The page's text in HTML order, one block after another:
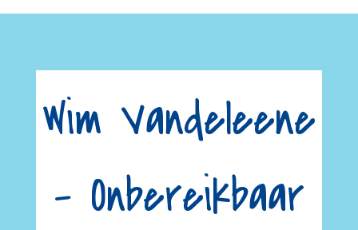
Wim Vandeleene
– Onbereikbaar